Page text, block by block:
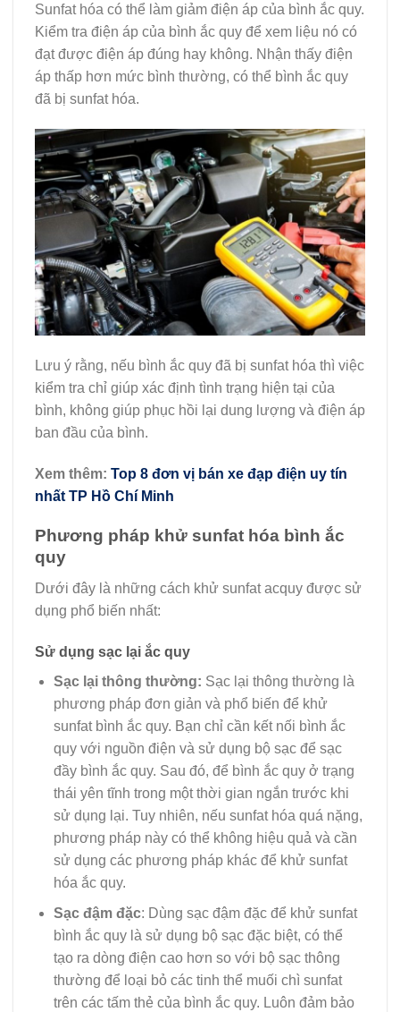
Sunfat hóa có thể làm giảm điện áp của bình ắc quy.
Kiểm tra điện áp của bình ắc quy để xem liệu nó có
đạt được điện áp đúng hay không. Nhận thấy điện
áp thấp hơn mức bình thường, có thể bình ắc quy
đã bị sunfat hóa.
Lưu ý rằng, nếu bình ắc quy đã bị sunfat hóa thì việc
kiểm tra chỉ giúp xác định tình trạng hiện tại của
bình, không giúp phục hồi lại dung lượng và điện áp
ban đầu của bình.
Xem thêm: Top 8 đơn vị bán xe đạp điện uy tín
nhất TP Hồ Chí Minh
Phương pháp khử sunfat hóa bình ắc
quy
Dưới đây là những cách khử sunfat acquy được sử
dụng phổ biến nhất:
Sử dụng sạc lại ắc quy
Sạc lại thông thường: Sạc lại thông thường là
phương pháp đơn giản và phổ biến để khử
sunfat bình ắc quy. Bạn chỉ cần kết nối bình ắc
quy với nguồn điện và sử dụng bộ sạc để sạc
đầy bình ắc quy. Sau đó, để bình ắc quy ở trạng
thái yên tĩnh trong một thời gian ngắn trước khi
sử dụng lại. Tuy nhiên, nếu sunfat hóa quá nặng,
phương pháp này có thể không hiệu quả và cần
sử dụng các phương pháp khác để khử sunfat
hóa ắc quy.
Sạc đậm đặc: Dùng sạc đậm đặc để khử sunfat
bình ắc quy là sử dụng bộ sạc đặc biệt, có thể
tạo ra dòng điện cao hơn so với bộ sạc thông
thường để loại bỏ các tinh thể muối chì sunfat
trên các tấm thẻ của bình ắc quy. Luôn đảm bảo